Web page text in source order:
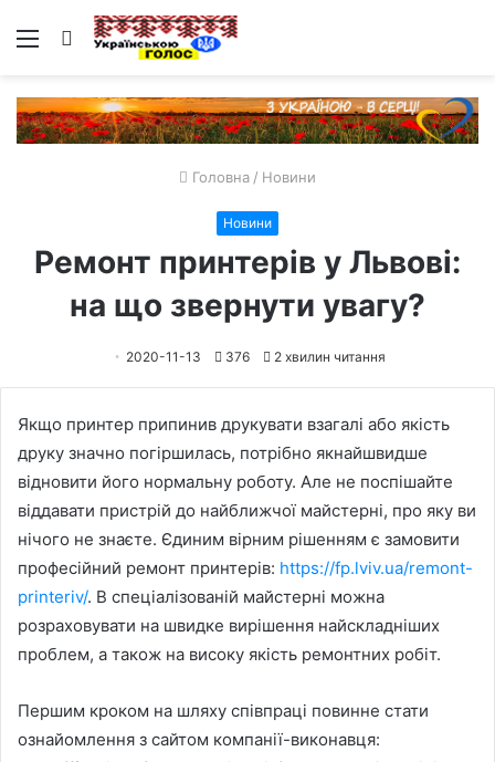
Меню Пошук
Головна / Новини
Новини
Ремонт принтерів у Львові:
на що звернути увагу?
2020-11-13 376 2 хвилин читання
Якщо принтер припинив друкувати взагалі або якість
друку значно погіршилась, потрібно якнайшвидше
відновити його нормальну роботу. Але не поспішайте
віддавати пристрій до найближчої майстерні, про яку ви
нічого не знаєте. Єдиним вірним рішенням є замовити
професійний ремонт принтерів: https://fp.lviv.ua/remont-
printeriv/. В спеціалізованій майстерні можна
розраховувати на швидке вирішення найскладніших
проблем, а також на високу якість ремонтних робіт.
Першим кроком на шляху співпраці повинне стати
ознайомлення з сайтом компанії-виконавця: